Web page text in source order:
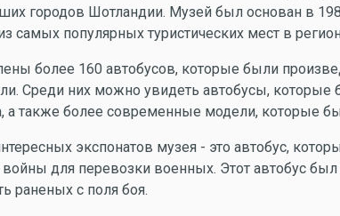
городов Шотландии. Музей был основан в
самых популярных туристических мест в
более 160 автобусов, которые были
Среди них можно увидеть автобусы,
а также более современные модели, которые
экспонатов музея - это автобус,
для перевозки военных. Этот автобус был
раненых с поля боя.